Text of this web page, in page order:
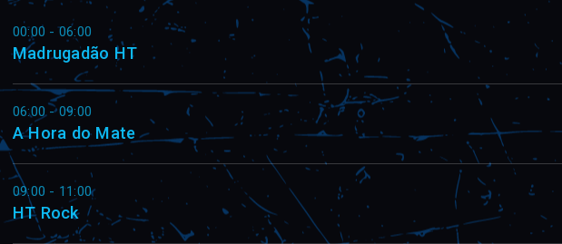
00:00 - 06:00
Madrugadão HT
06:00 - 09:00
A Hora do Mate
09:00 - 11:00
HT Rock